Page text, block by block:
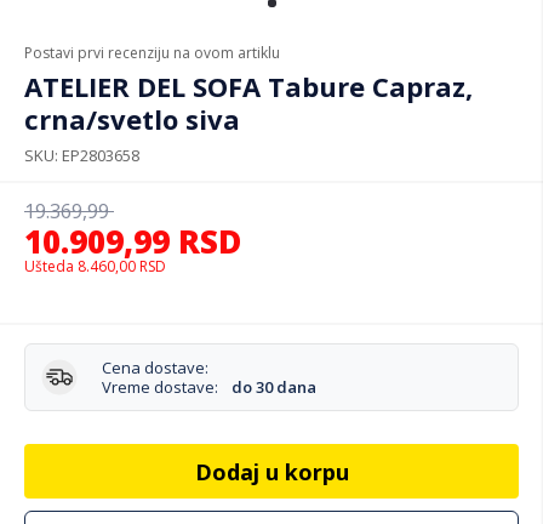
Postavi prvi recenziju na ovom artiklu
ATELIER DEL SOFA Tabure Capraz,
crna/svetlo siva
SKU EP2803658
10.909,99 RSD
19.369,99
Ušteda 8.460,00 RSD
Cena dostave:
Vreme dostave:
do 30 dana
Dodaj u korpu